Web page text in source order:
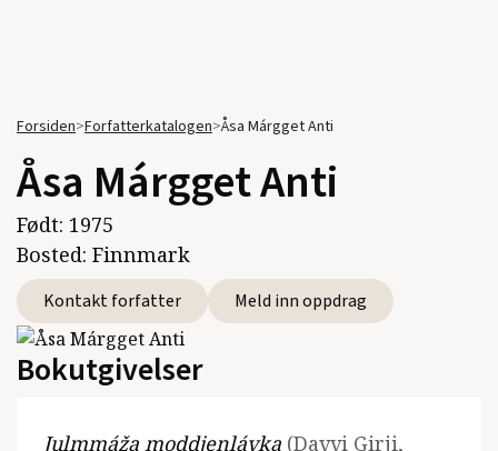
Forsiden>Forfatterkatalogen>Åsa Márgget Anti
Åsa Márgget Anti
Født: 1975
Bosted: Finnmark
Kontakt forfatter Meld inn oppdrag
Bokutgivelser
Julmmáža moddjenlávka (Davvi Girji,